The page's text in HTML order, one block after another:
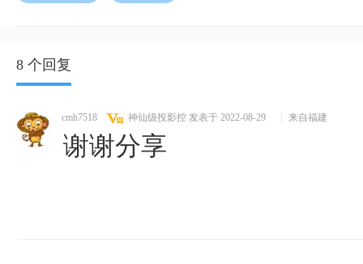
8 个回复
cmh7518 神仙级投影控 发表于 2022-08-29 来自福建
谢谢分享